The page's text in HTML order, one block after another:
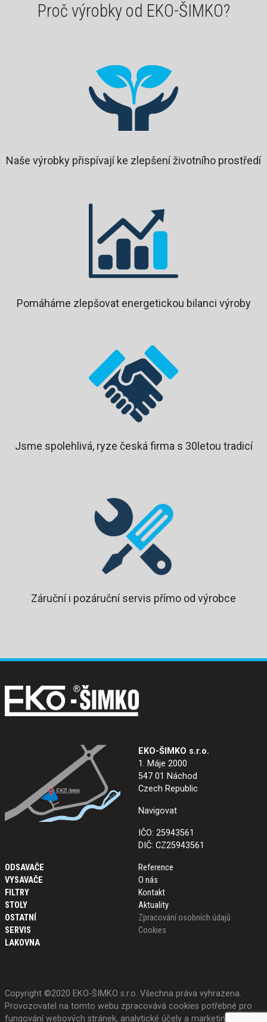
Proč výrobky od EKO-ŠIMKO?
Naše výrobky přispívají ke zlepšení životního prostředí
Pomáháme zlepšovat energetickou bilanci výroby
Jsme spolehlivá, ryze česká firma s 30letou tradicí
Záruční i pozáruční servis přímo od výrobce
EKO-ŠIMKO s.r.o.
1. Máje 2000
547 01 Náchod
Czech Republic
Navigovat
IČO: 25943561
DIČ: CZ25943561
ODSAVAČE
VYSAVAČE
FILTRY
STOLY
OSTATNÍ
SERVIS
LAKOVNA
Reference
O nás
Kontakt
Aktuality
Zpracování osobních údajů
Cookies
Copyright ©2020 EKO-ŠIMKO s.r.o. Všechna práva vyhrazena.
Provozovatel na tomto webu zpracovává cookies potřebné pro
fungování webových stránek, analytické účely a marketing.